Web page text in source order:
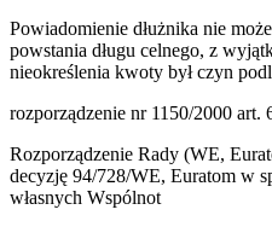
Powiadomienie dłużnika nie
powstania długu celnego, z
nieokreślenia kwoty był czyn
rozporządzenie nr 1150/2000 art.
Rozporządzenie Rady (WE,
decyzję 94/728/WE, Euratom w
własnych Wspólnot